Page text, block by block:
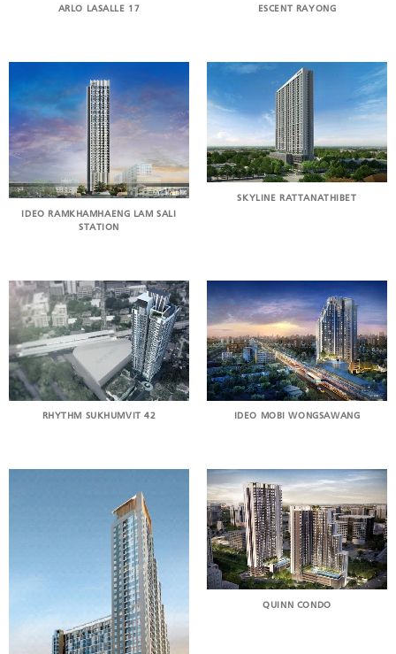
ARLO LASALLE 17 ESCENT RAYONG
IDEO RAMKHAMHAENG LAM SALI
STATION
SKYLINE RATTANATHIBET
RHYTHM SUKHUMVIT 42 IDEO MOBI WONGSAWANG
QUINN CONDO